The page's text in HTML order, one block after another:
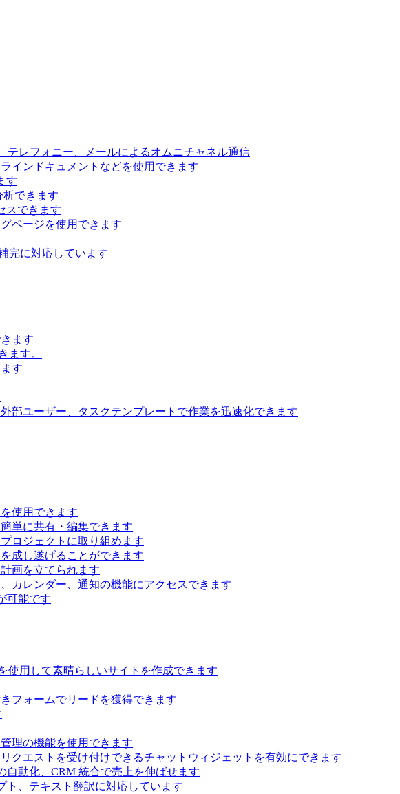
テレフォニー、メールによるオムニチャネル通信
インドキュメントなどを使用できます
す
できます
スできます
ページを使用できます
完に対応しています
ます
ます。
す
部ユーザー、タスクテンプレートで作業を迅速化できます
使用できます
単に共有・編集できます
ロジェクトに取り組めます
成し遂げることができます
画を立てられます
カレンダー、通知の機能にアクセスできます
可能です
使用して素晴らしいサイトを作成できます
フォームでリードを獲得できます
理の機能を使用できます
クエストを受け付けできるチャットウィジェットを有効にできます
自動化、CRM 統合で売上を伸ばせます
ト、テキスト翻訳に対応しています